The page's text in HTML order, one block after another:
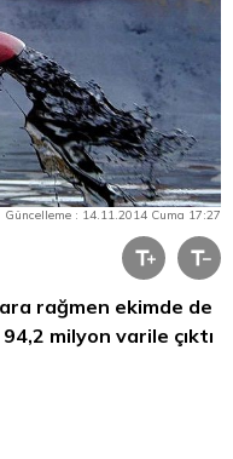
Güncelleme : 14.11.2014 Cuma 17:27
rağmen ekimde de
milyon varile çıktı